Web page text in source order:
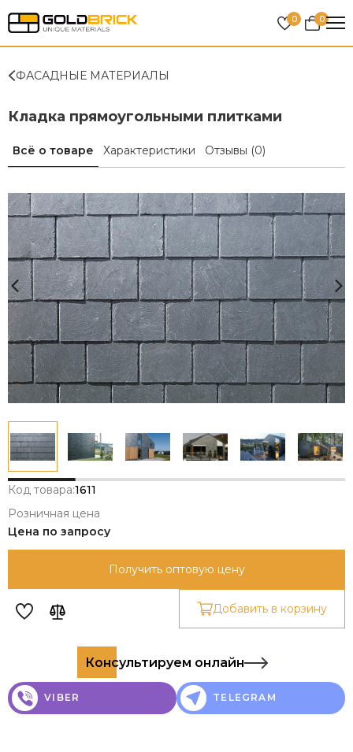
0 0
ФАСАДНЫЕ МАТЕРИАЛЫ
Кладка прямоугольными плитками
Всё о товаре Характеристики Отзывы (0)
Код товара:1611
Розничная цена
Цена по запросу
Получить оптовую цену
Добавить в корзину
Консультируем онлайн
VIBER TELEGRAM